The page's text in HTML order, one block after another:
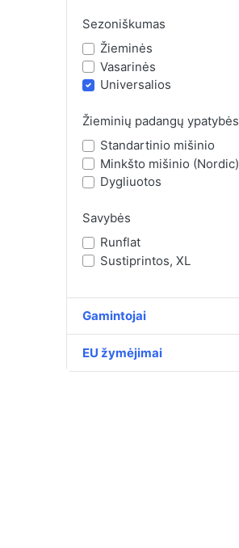
Sezoniškumas
Žieminės
Vasarinės
Universalios
Žieminių padangų ypatybės
Standartinio mišinio
Minkšto mišinio (Nordic)
Dygliuotos
Savybės
Runflat
Sustiprintos, XL
Gamintojai
EU žymėjimai